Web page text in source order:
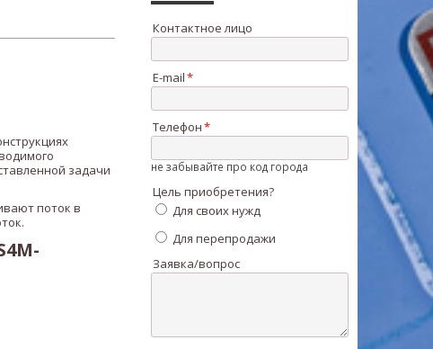
задачи
поток в
Контактное лицо
E-mail
Телефон
не забывайте про код города
Цель приобретения?
Для своих нужд
Для перепродажи
Заявка/вопрос